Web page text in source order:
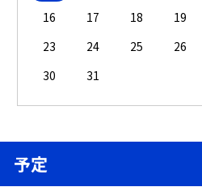
16
17 18 19
23
24 25 26
30
31
予定